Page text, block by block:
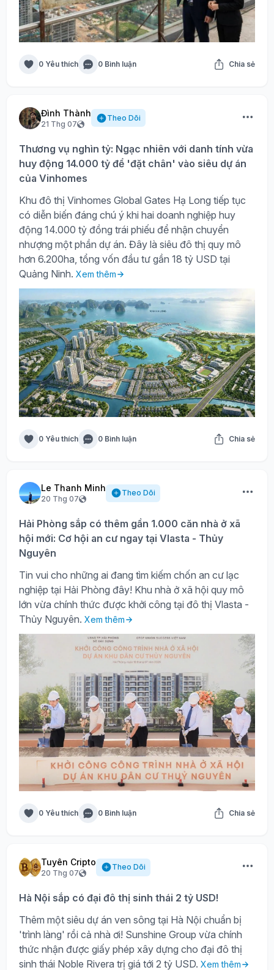
0 Yêu thích 0 Bình luận Chia sẻ
Đình Thành
21 Thg 07
Theo Dõi
Thương vụ nghìn tỷ: Ngạc nhiên với danh tính vừa
huy động 14.000 tỷ để 'đặt chân' vào siêu dự án
của Vinhomes
Khu đô thị Vinhomes Global Gates Hạ Long tiếp tục
có diễn biến đáng chú ý khi hai doanh nghiệp huy
động 14.000 tỷ đồng trái phiếu để nhận chuyển
nhượng một phần dự án. Đây là siêu đô thị quy mô
hơn 6.200ha, tổng vốn đầu tư gần 18 tỷ USD tại
Quảng Ninh. Xem thêm
0 Yêu thích 0 Bình luận Chia sẻ
Le Thanh Minh
20 Thg 07
Theo Dõi
Hải Phòng sắp có thêm gần 1.000 căn nhà ở xã
hội mới: Cơ hội an cư ngay tại Vlasta - Thủy
Nguyên
Tin vui cho những ai đang tìm kiếm chốn an cư lạc
nghiệp tại Hải Phòng đây! Khu nhà ở xã hội quy mô
lớn vừa chính thức được khởi công tại đô thị Vlasta -
Thủy Nguyên. Xem thêm
0 Yêu thích 0 Bình luận Chia sẻ
Tuyên Cripto
20 Thg 07
Theo Dõi
Hà Nội sắp có đại đô thị sinh thái 2 tỷ USD!
Thêm một siêu dự án ven sông tại Hà Nội chuẩn bị
'trình làng' rồi cả nhà ơi! Sunshine Group vừa chính
thức nhận được giấy phép xây dựng cho đại đô thị
sinh thái Noble Rivera trị giá tới 2 tỷ USD. Xem thêm